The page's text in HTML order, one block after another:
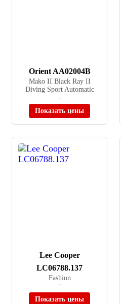
Orient AA02004B
Mako II Black Ray II
Diving Sport Automatic
Показать цены
Lee Cooper
LC06788.137
Fashion
Показать цены